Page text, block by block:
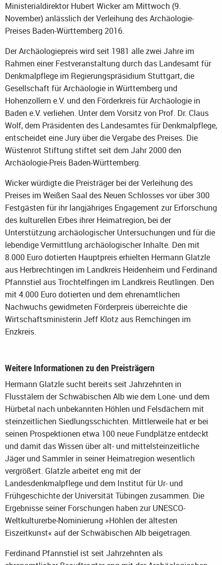
Ministerialdirektor Hubert Wicker am Mittwoch (9.
November) anlässlich der Verleihung des Archäologie-
Preises Baden-Württemberg 2016.
Der Archäologiepreis wird seit 1981 alle zwei Jahre im
Rahmen einer Festveranstaltung durch das Landesamt für
Denkmalpflege im Regierungspräsidium Stuttgart, die
Gesellschaft für Archäologie in Württemberg und
Hohenzollern e.V. und den Förderkreis für Archäologie in
Baden e.V. verliehen. Unter dem Vorsitz von Prof. Dr. Claus
Wolf, dem Präsidenten des Landesamtes für Denkmalpflege,
entscheidet eine Jury über die Vergabe des Preises. Die
Wüstenrot Stiftung stiftet seit dem Jahr 2000 den
Archäologie-Preis Baden-Württemberg.
Wicker würdigte die Preisträger bei der Verleihung des
Preises im Weißen Saal des Neuen Schlosses vor über 300
Festgästen für ihr langjähriges Engagement zur Erforschung
des kulturellen Erbes ihrer Heimatregion, bei der
Unterstützung archäologischer Untersuchungen und für die
lebendige Vermittlung archäologischer Inhalte. Den mit
8.000 Euro dotierten Hauptpreis erhielten Hermann Glatzle
aus Herbrechtingen im Landkreis Heidenheim und Ferdinand
Pfannstiel aus Trochtelfingen im Landkreis Reutlingen. Den
mit 4.000 Euro dotierten und dem ehrenamtlichen
Nachwuchs gewidmeten Förderpreis überreichte die
Wirtschaftsministerin Jeff Klotz aus Remchingen im
Enzkreis.
Weitere Informationen zu den Preisträgern
Hermann Glatzle sucht bereits seit Jahrzehnten in
Flusstälern der Schwäbischen Alb wie dem Lone- und dem
Hürbetal nach unbekannten Höhlen und Felsdächern mit
steinzeitlichen Siedlungsschichten. Mittlerweile hat er bei
seinen Prospektionen etwa 100 neue Fundplätze entdeckt
und damit das Wissen über alt- und mittelsteinzeitliche
Jäger und Sammler in seiner Heimatregion wesentlich
vergrößert. Glatzle arbeitet eng mit der
Landesdenkmalpflege und dem Institut für Ur- und
Frühgeschichte der Universität Tübingen zusammen. Die
Ergebnisse seiner Forschungen haben zur UNESCO-
Weltkulturerbe-Nominierung »Höhlen der ältesten
Eiszeitkunst« auf der Schwäbischen Alb beigetragen.
Ferdinand Pfannstiel ist seit Jahrzehnten als